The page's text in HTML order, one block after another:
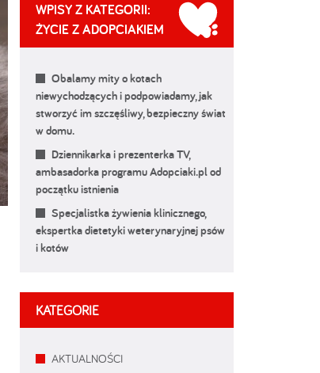
WPISY Z KATEGORII:
ŻYCIE Z ADOPCIAKIEM
Obalamy mity o kotach
niewychodzących i podpowiadamy, jak
stworzyć im szczęśliwy, bezpieczny świat
w domu.
Dziennikarka i prezenterka TV,
ambasadorka programu Adopciaki.pl od
początku istnienia
Specjalistka żywienia klinicznego,
ekspertka dietetyki weterynaryjnej psów
i kotów
KATEGORIE
AKTUALNOŚCI